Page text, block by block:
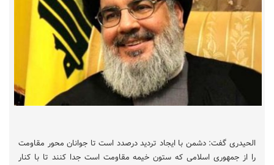
الحیدری گفت: دشمن با ایجاد تردید درصدد است تا جوانان محور مقاومت
را از جمهوری اسلامی که ستون خیمه مقاومت است جدا کنند تا با کنار